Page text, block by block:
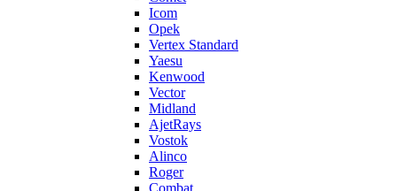
Icom
Opek
Vertex Standard
Yaesu
Kenwood
Vector
Midland
AjetRays
Vostok
Alinco
Roger
Combat